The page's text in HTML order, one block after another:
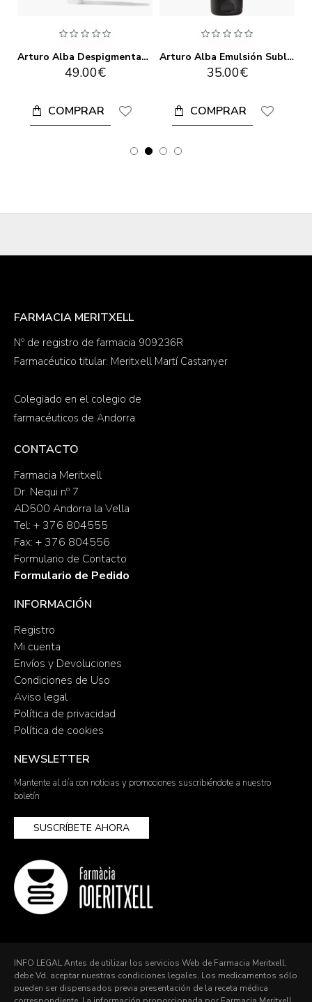
Arturo Alba Despigmentante Alta Potencia 30ml
49.00€
COMPRAR
Arturo Alba Emulsión Sublime Exfoliante Corporal 200ml
35.00€
COMPRAR
FARMACIA MERITXELL
Nº de registro de farmacia 909236R
Farmacéutico titular: Meritxell Martí Castanyer
Colegiado en el colegio de
farmacéuticos de Andorra
CONTACTO
Farmacia Meritxell
Dr. Nequi nº 7
AD500 Andorra la Vella
Tel: + 376 804555
Fax: + 376 804556
Formulario de Contacto
Formulario de Pedido
INFORMACIÓN
Registro
Mi cuenta
Envíos y Devoluciones
Condiciones de Uso
Aviso legal
Política de privacidad
Política de cookies
NEWSLETTER
Mantente al día con noticias y promociones suscribiéndote a nuestro
boletín
SUSCRÍBETE AHORA
INFO LEGAL Antes de utilizar los servicios Web de Farmacia Meritxell,
debe Vd. aceptar nuestras condiciones legales. Los medicamentos sólo
pueden ser dispensados previa presentación de la receta médica